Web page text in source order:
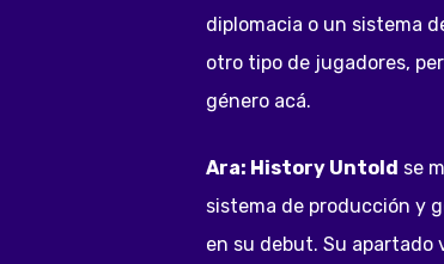
diplomacia o un sistema
otro tipo de jugadores,
género acá.
Ara: History Untold se
sistema de producción y
en su debut. Su apartado